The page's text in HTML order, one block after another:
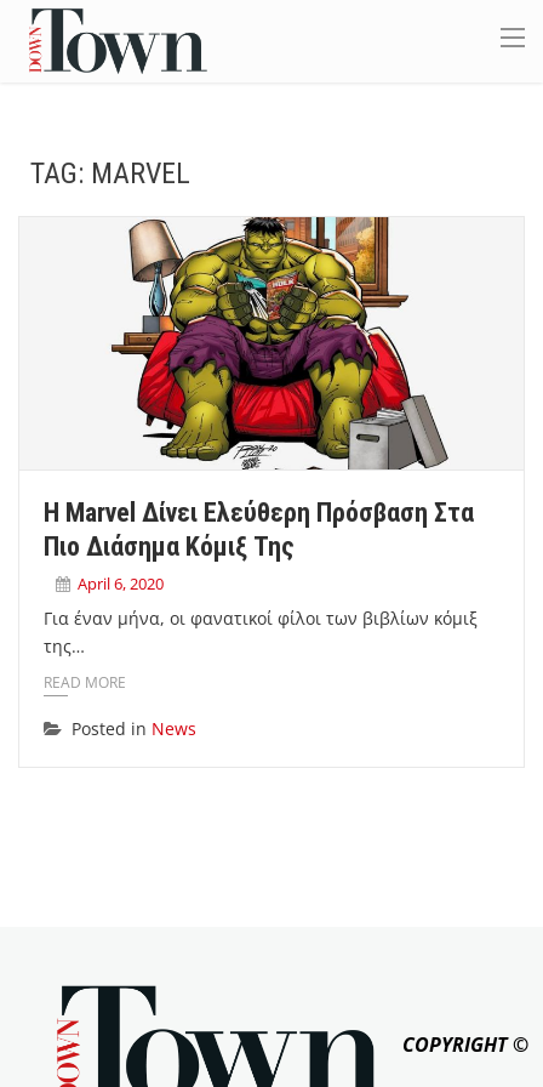
TAG: MARVEL
Η Marvel Δίνει Ελεύθερη Πρόσβαση Στα
Πιο Διάσημα Κόμιξ Της
April 6, 2020
Για έναν μήνα, οι φανατικοί φίλοι των βιβλίων κόμιξ
της…
READ MORE
Posted in News
COPYRIGHT ©